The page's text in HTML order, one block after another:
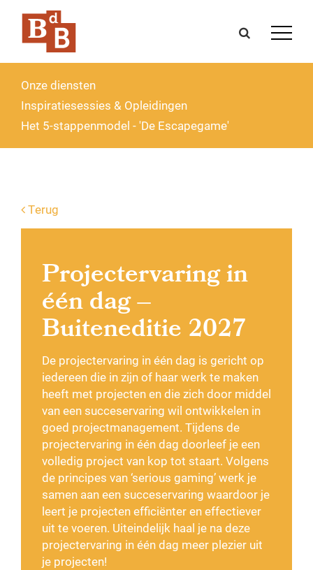
Onze diensten
Inspiratiesessies & Opleidingen
Het 5-stappenmodel - 'De Escapegame'
Terug
Projectervaring in
één dag –
Buiteneditie 2027
De projectervaring in één dag is gericht op
iedereen die in zijn of haar werk te maken
heeft met projecten en die zich door middel
van een succeservaring wil ontwikkelen in
goed projectmanagement. Tijdens de
projectervaring in één dag doorleef je een
volledig project van kop tot staart. Volgens
de principes van ‘serious gaming’ werk je
samen aan een succeservaring waardoor je
leert je projecten efficiënter en effectiever
uit te voeren. Uiteindelijk haal je na deze
projectervaring in één dag meer plezier uit
je projecten!